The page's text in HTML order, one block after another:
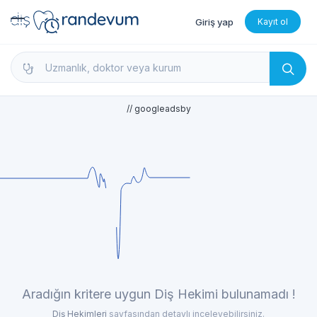
dishekimleri.net - Diş Hekimi Bul, Yorumları İncele
Giriş yap Kayıt ol
// googleadsby
Aradığın kritere uygun Diş Hekimi bulunamadı !
Diş Hekimleri sayfasından detaylı inceleyebilirsiniz.